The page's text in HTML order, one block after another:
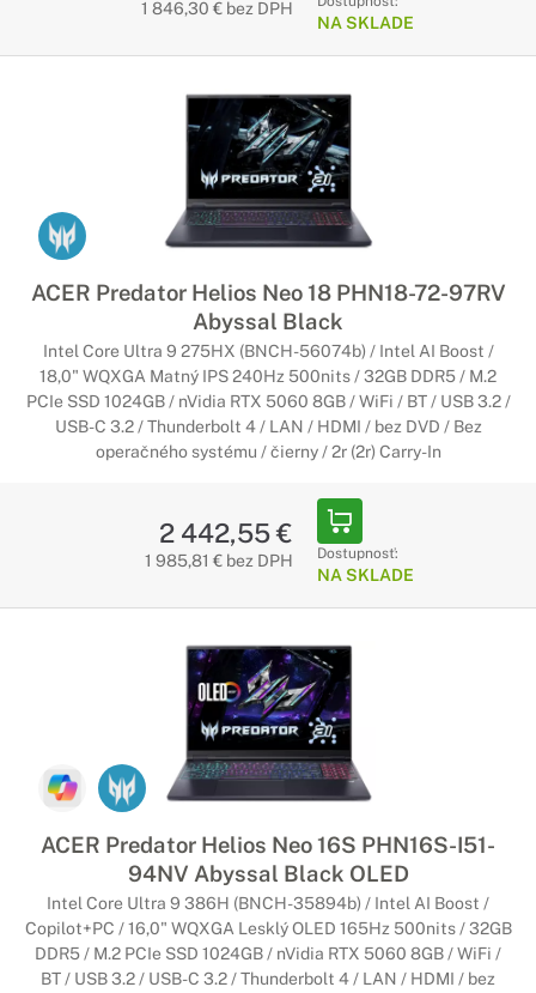
1 846,30 € bez DPH
NA SKLADE
ACER Predator Helios Neo 18 PHN18-72-97RV
Abyssal Black
Intel Core Ultra 9 275HX (BNCH-56074b) / Intel AI Boost /
18,0" WQXGA Matný IPS 240Hz 500nits / 32GB DDR5 / M.2
PCIe SSD 1024GB / nVidia RTX 5060 8GB / WiFi / BT / USB 3.2 /
USB-C 3.2 / Thunderbolt 4 / LAN / HDMI / bez DVD / Bez
operačného systému / čierny / 2r (2r) Carry-In
2 442,55 €
1 985,81 € bez DPH Dostupnosť:
NA SKLADE
ACER Predator Helios Neo 16S PHN16S-I51-
94NV Abyssal Black OLED
Intel Core Ultra 9 386H (BNCH-35894b) / Intel AI Boost /
Copilot+PC / 16,0" WQXGA Lesklý OLED 165Hz 500nits / 32GB
DDR5 / M.2 PCIe SSD 1024GB / nVidia RTX 5060 8GB / WiFi /
BT / USB 3.2 / USB-C 3.2 / Thunderbolt 4 / LAN / HDMI / bez